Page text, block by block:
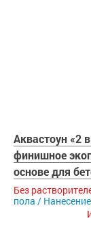
Аквастоун «2
финишное
основе для
Без
пола /